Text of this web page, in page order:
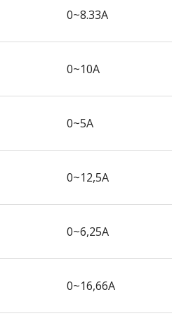
0~8.33A
0~10A
0~5A
0~12,5A
0~6,25A
0~16,66A